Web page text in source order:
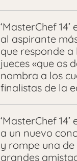
‘MasterChef 14’
al aspirante
que responde a
jueces «que os
nombra a los
finalistas de la
‘MasterChef 14’
a un nuevo
y rompe una de
grandes